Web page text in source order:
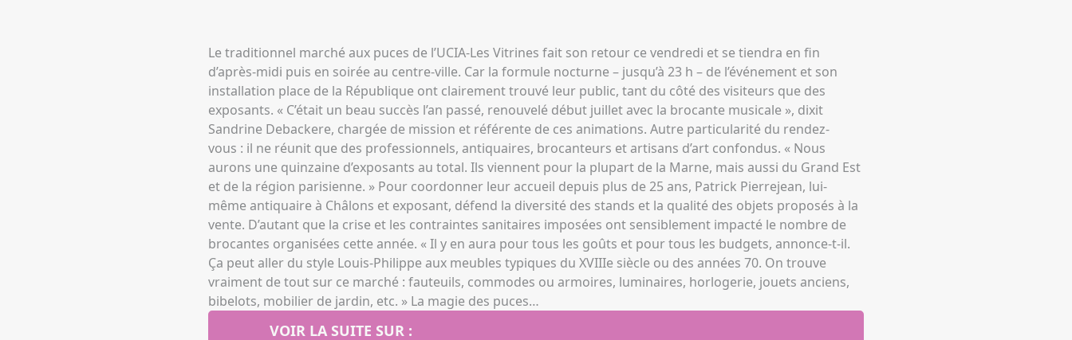
Le traditionnel marché aux puces de l’UCIA-Les Vitrines fait son retour ce vendredi et se tiendra en fin
d’après-midi puis en soirée au centre-ville. Car la formule nocturne – jusqu’à 23 h – de l’événement et son
installation place de la République ont clairement trouvé leur public, tant du côté des visiteurs que des
exposants. « C’était un beau succès l’an passé, renouvelé début juillet avec la brocante musicale », dixit
Sandrine Debackere, chargée de mission et référente de ces animations. Autre particularité du rendez-
vous : il ne réunit que des professionnels, antiquaires, brocanteurs et artisans d’art confondus. « Nous
aurons une quinzaine d’exposants au total. Ils viennent pour la plupart de la Marne, mais aussi du Grand Est
et de la région parisienne. » Pour coordonner leur accueil depuis plus de 25 ans, Patrick Pierrejean, lui-
même antiquaire à Châlons et exposant, défend la diversité des stands et la qualité des objets proposés à la
vente. D’autant que la crise et les contraintes sanitaires imposées ont sensiblement impacté le nombre de
brocantes organisées cette année. « Il y en aura pour tous les goûts et pour tous les budgets, annonce-t-il.
Ça peut aller du style Louis-Philippe aux meubles typiques du XVIIIe siècle ou des années 70. On trouve
vraiment de tout sur ce marché : fauteuils, commodes ou armoires, luminaires, horlogerie, jouets anciens,
bibelots, mobilier de jardin, etc. » La magie des puces…
VOIR LA SUITE SUR :